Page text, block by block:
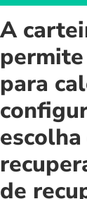
A
para
de